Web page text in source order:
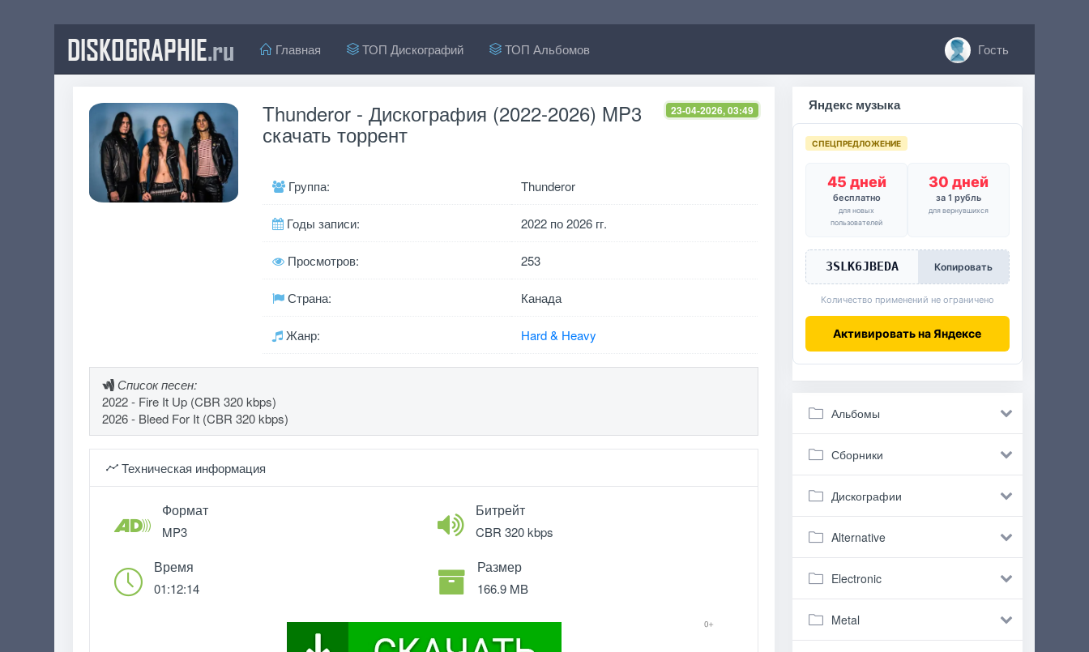
DISKOGRAPHIE.ru Главная ТОП Дискографий ТОП Альбомов Гость
23-04-2026, 03:49
Thunderor - Дискография (2022-2026) MP3
скачать торрент
Группа: Thunderor
Годы записи: 2022 по 2026 гг.
Просмотров: 253
Страна: Канада
Жанр: Hard & Heavy
Список песен:
2022 - Fire It Up (CBR 320 kbps)
2026 - Bleed For It (CBR 320 kbps)
Техническая информация
Формат
MP3
Битрейт
CBR 320 kbps
Время
01:12:14
Размер
166.9 MB
Яндекс музыка
СПЕЦПРЕДЛОЖЕНИЕ
45 дней
бесплатно
для новых
пользователей
30 дней
за 1 рубль
для вернувшихся
3SLK6JBEDA Копировать
Количество применений не ограничено
Активировать на Яндексе
Альбомы
Сборники
Дискографии
Alternative
Electronic
Metal